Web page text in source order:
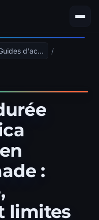
Guides d'achat Microphones & Captation
/
:
limites